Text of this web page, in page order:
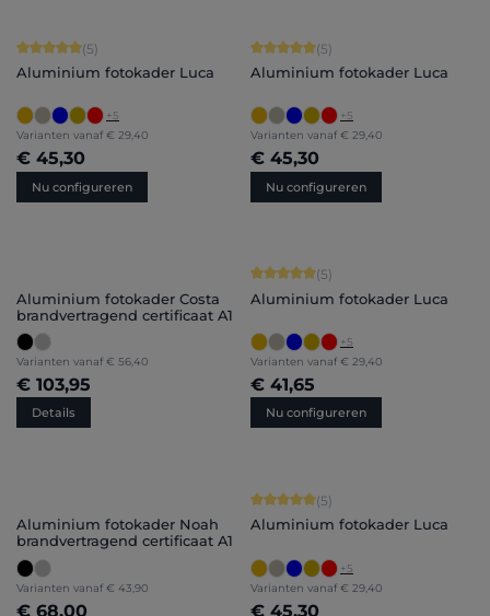
Gemiddelde score van 5 op 5 sterren
(5)
Aluminium fotokader Luca
+5
Varianten vanaf € 29,40
€ 45,30
Nu configureren
Gemiddelde score van 5 op 5 sterren
(5)
Aluminium fotokader Luca
+5
Varianten vanaf € 29,40
€ 45,30
Nu configureren
Aluminium fotokader Costa
brandvertragend certificaat A1
Varianten vanaf € 56,40
€ 103,95
Details
Gemiddelde score van 5 op 5 sterren
(5)
Aluminium fotokader Luca
+5
Varianten vanaf € 29,40
€ 41,65
Nu configureren
Aluminium fotokader Noah
brandvertragend certificaat A1
Varianten vanaf € 43,90
€ 68,00
Gemiddelde score van 5 op 5 sterren
(5)
Aluminium fotokader Luca
+5
Varianten vanaf € 29,40
€ 45,30